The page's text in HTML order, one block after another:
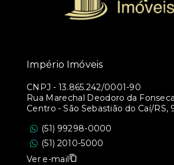
Império Imóveis
CNPJ - 13.865.242/0001-90
Rua Marechal Deodoro da
Centro - São Sebastião do Caí/RS,
(51) 99298-0000
(51) 2010-5000
Ver e-mail